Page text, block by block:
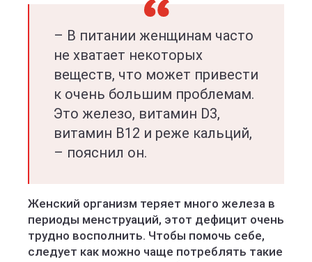
– В питании женщинам часто
не хватает некоторых
веществ, что может привести
к очень большим проблемам.
Это железо, витамин D3,
витамин В12 и реже кальций,
– пояснил он.
Женский организм теряет много железа в
периоды менструаций, этот дефицит очень
трудно восполнить. Чтобы помочь себе,
следует как можно чаще потреблять такие